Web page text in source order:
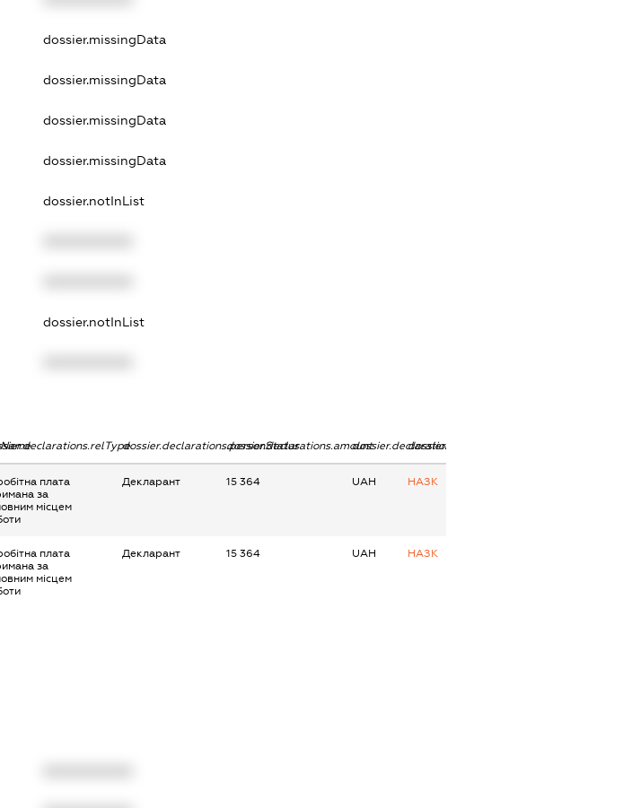
dossier.missingData
dossier.missingData
dossier.missingData
dossier.missingData
dossier.notInList
dossier.notInList
dossier.declarations.personStatusdossier.declarations.amountdossier.declarations.currency
dossier.declarations.source
плата
за
місцем
Декларант 15 364 UAH НАЗК
плата
за
місцем
Декларант 15 364 UAH НАЗК